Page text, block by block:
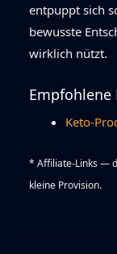
entpuppt sich
bewusste
wirklich nützt.
Empfohlene
Keto-
* Affiliate-Links —
kleine Provision.